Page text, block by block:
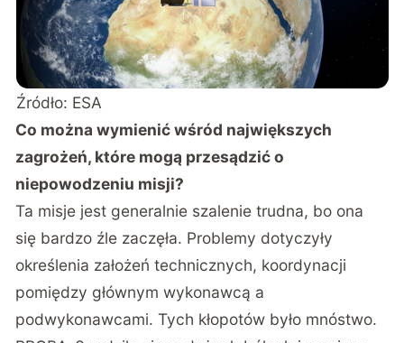
Źródło: ESA
Co można wymienić wśród największych
zagrożeń, które mogą przesądzić o
niepowodzeniu misji?
Ta misje jest generalnie szalenie trudna, bo ona
się bardzo źle zaczęła. Problemy dotyczyły
określenia założeń technicznych, koordynacji
pomiędzy głównym wykonawcą a
podwykonawcami. Tych kłopotów było mnóstwo.